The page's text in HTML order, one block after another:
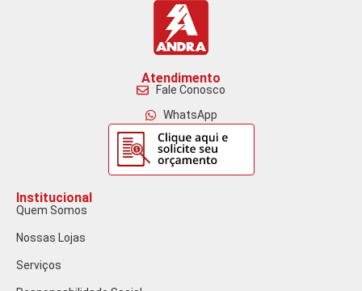
Atendimento
Fale Conosco
WhatsApp
Institucional
Quem Somos
Nossas Lojas
Serviços